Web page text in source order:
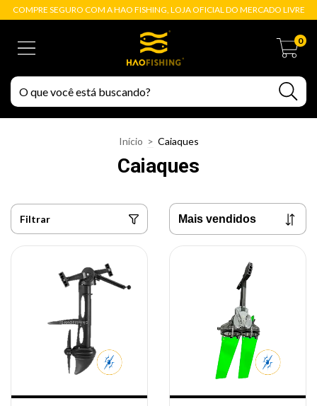
COMPRE SEGURO COM A HAO FISHING, LOJA OFICIAL DO MERCADO LIVRE
0
Início > Caiaques
Caiaques
Filtrar